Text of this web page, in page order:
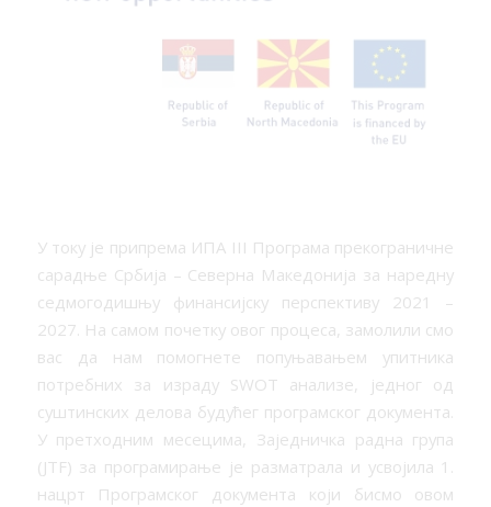
У току је припрема ИПА III Програма прекограничне
сарадње Србија – Северна Македонија за наредну
седмогодишњу финансијску перспективу 2021 –
2027. На самом почетку овог процеса, замолили смо
вас да нам помогнете попуњавањем упитника
потребних за израду SWOT анализе, једног од
суштинских делова будућег програмског документа.
У претходним месецима, Заједничка радна група
(JTF) за програмирање је разматрала и усвојила 1.
нацрт Програмског документа који бисмо овом